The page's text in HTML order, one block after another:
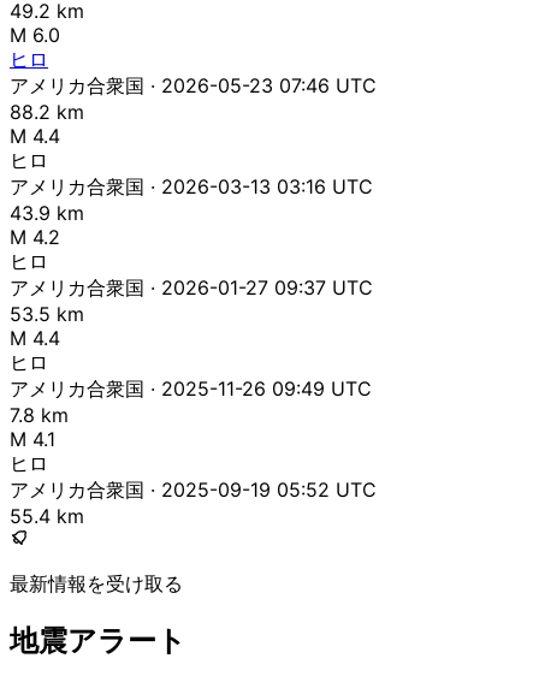
49.2 km
M 6.0
ヒロ
アメリカ合衆国 · 2026-05-23 07:46 UTC
88.2 km
M 4.4
ヒロ
アメリカ合衆国 · 2026-03-13 03:16 UTC
43.9 km
M 4.2
ヒロ
アメリカ合衆国 · 2026-01-27 09:37 UTC
53.5 km
M 4.4
ヒロ
アメリカ合衆国 · 2025-11-26 09:49 UTC
7.8 km
M 4.1
ヒロ
アメリカ合衆国 · 2025-09-19 05:52 UTC
55.4 km
最新情報を受け取る
地震アラート